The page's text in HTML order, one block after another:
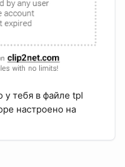
у тебя в файле tpl
настроено на